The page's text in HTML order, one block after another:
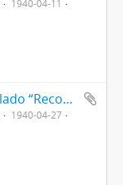
1940-04-11
Álbum de recortes intitulado “Recortes referentes ao último levante comunista descoberto pela nossa Polícia Federal”
1940-04-27